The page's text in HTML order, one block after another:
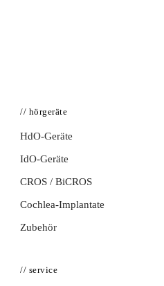
// hörgeräte
HdO-Geräte
IdO-Geräte
CROS / BiCROS
Cochlea-Implantate
Zubehör
// service